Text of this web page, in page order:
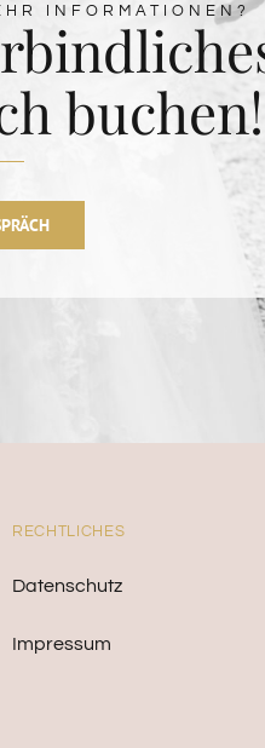
INFORMATIONEN?
buchen!
RECHTLICHES
Datenschutz
Impressum